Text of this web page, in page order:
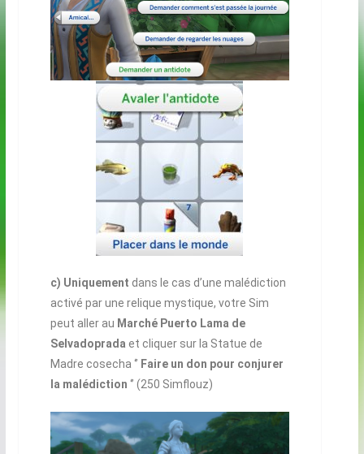
c) Uniquement dans le cas d’une malédiction
activé par une relique mystique, votre Sim
peut aller au Marché Puerto Lama de
Selvadoprada et cliquer sur la Statue de
Madre cosecha ‘’ Faire un don pour conjurer
la malédiction ‘’ (250 Simflouz)